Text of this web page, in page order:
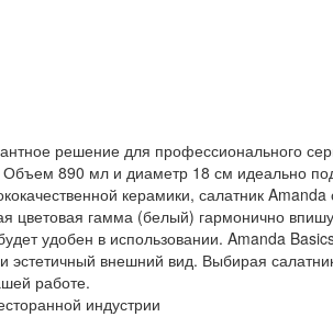
решение для профессионального
890 мл и диаметр 18 см идеально
керамики, салатник
цветовая гамма (белый) гармонично
удобен в использовании. Amanda
эстетичный внешний вид. Выбирая
работе.
индустрии